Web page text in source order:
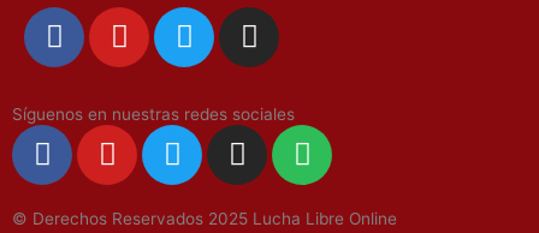
F
a
e
b
o
Y
o
t
u
b
T
w
t
t
e
I
n
t
a
g
Síguenos en nuestras redes sociales
F
a
Y
o
T
w
I
n
S
p
© Derechos Reservados 2025 Lucha Libre Online